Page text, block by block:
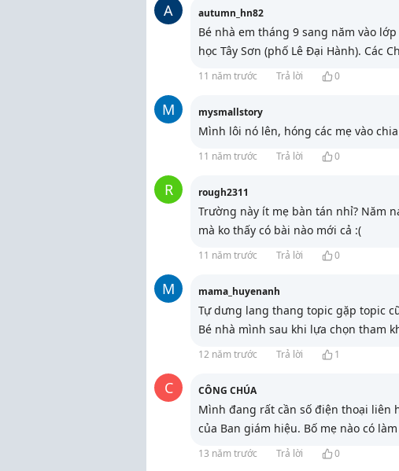
A autumn_hn82
Bé nhà em tháng 9 sang năm vào
học Tây Sơn (phố Lê Đại Hành). Các
11 năm trước Trả lời 0
M mysmallstory
Mình lôi nó lên, hóng các mẹ vào
11 năm trước Trả lời 0
R rough2311
Trường này ít mẹ bàn tán nhỉ? Năm
mà ko thấy có bài nào mới cả :(
11 năm trước Trả lời 0
M mama_huyenanh
Tự dưng lang thang topic gặp topic
Bé nhà mình sau khi lựa chọn tham
12 năm trước Trả lời 1
C CÔNG CHÚA
Mình đang rất cần số điện thoại liên
của Ban giám hiệu. Bố mẹ nào có
13 năm trước Trả lời 0